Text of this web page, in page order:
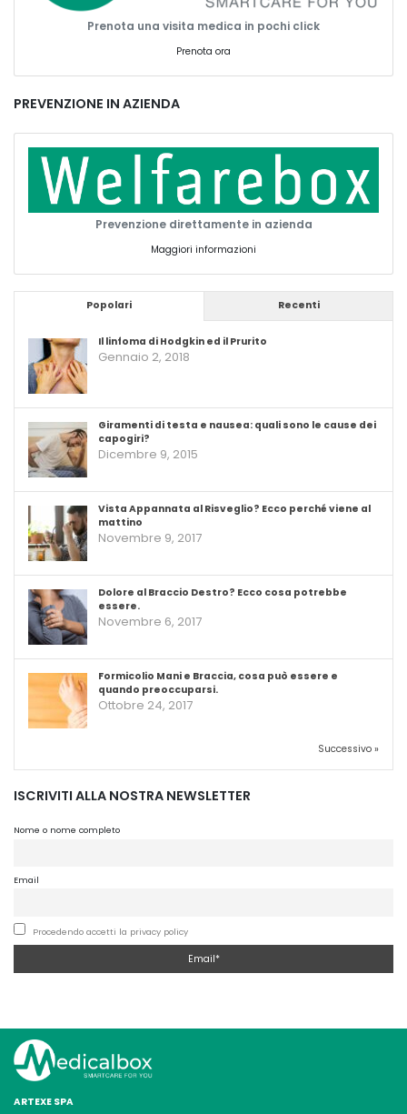
Prenota una visita medica in pochi click
Prenota ora
PREVENZIONE IN AZIENDA
Prevenzione direttamente in azienda
Maggiori informazioni
Popolari Recenti
Il linfoma di Hodgkin ed il Prurito
Gennaio 2, 2018
Giramenti di testa e nausea: quali sono le cause dei
capogiri?
Dicembre 9, 2015
Vista Appannata al Risveglio? Ecco perché viene al
mattino
Novembre 9, 2017
Dolore al Braccio Destro? Ecco cosa potrebbe
essere.
Novembre 6, 2017
Formicolio Mani e Braccia, cosa può essere e
quando preoccuparsi.
Ottobre 24, 2017
Successivo »
ISCRIVITI ALLA NOSTRA NEWSLETTER
Nome o nome completo
Email
Procedendo accetti la privacy policy
ARTEXE SPA